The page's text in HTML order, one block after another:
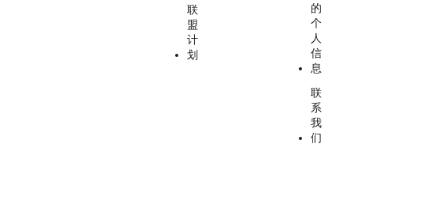
联
盟
计
划
的
个
人
信
息
联
系
我
们